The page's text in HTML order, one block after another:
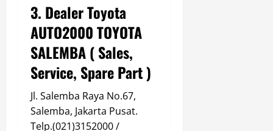
3. Dealer Toyota
AUTO2000 TOYOTA
SALEMBA ( Sales,
Service, Spare Part )
Jl. Salemba Raya No.67,
Salemba, Jakarta Pusat.
Telp.(021)3152000 /